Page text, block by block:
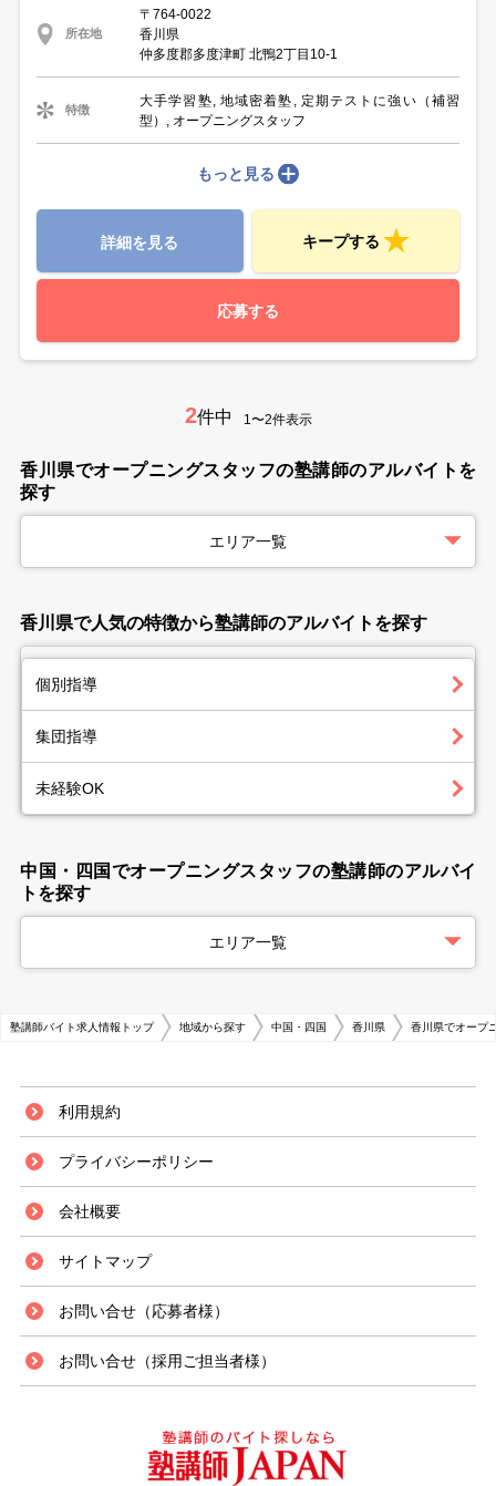
所在地
〒764-0022
香川県
仲多度郡多度津町 北鴨2丁目10-1
特徴
大手学習塾, 地域密着塾, 定期テストに強い（補習
型）, オープニングスタッフ
もっと見る
詳細を見る キープする
応募する
2件中 1〜2件表示
香川県でオープニングスタッフの塾講師のアルバイトを
探す
エリア一覧
香川県で人気の特徴から塾講師のアルバイトを探す
個別指導
集団指導
未経験OK
中国・四国でオープニングスタッフの塾講師のアルバイ
トを探す
エリア一覧
塾講師バイト求人情報トップ 地域から探す 中国・四国 香川県 香川県でオープ
利用規約
プライバシーポリシー
会社概要
サイトマップ
お問い合せ（応募者様）
お問い合せ（採用ご担当者様）